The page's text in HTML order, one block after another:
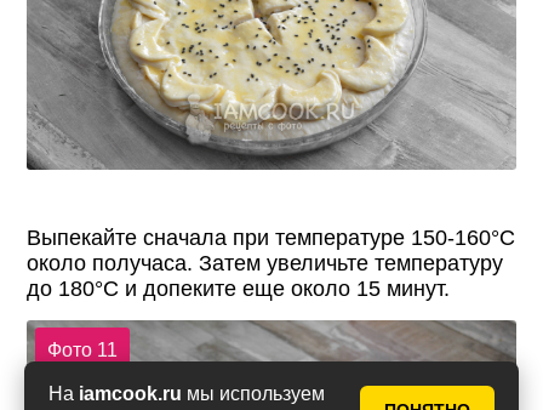
На iamcook.ru мы используем
Выпекайте сначала при температуре 150-160°С
около получаса. Затем увеличьте температуру
до 180°С и допеките еще около 15 минут.
Фото 11